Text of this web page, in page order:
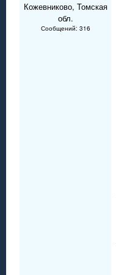
Кожевниково, Томская
обл.
Сообщений: 316